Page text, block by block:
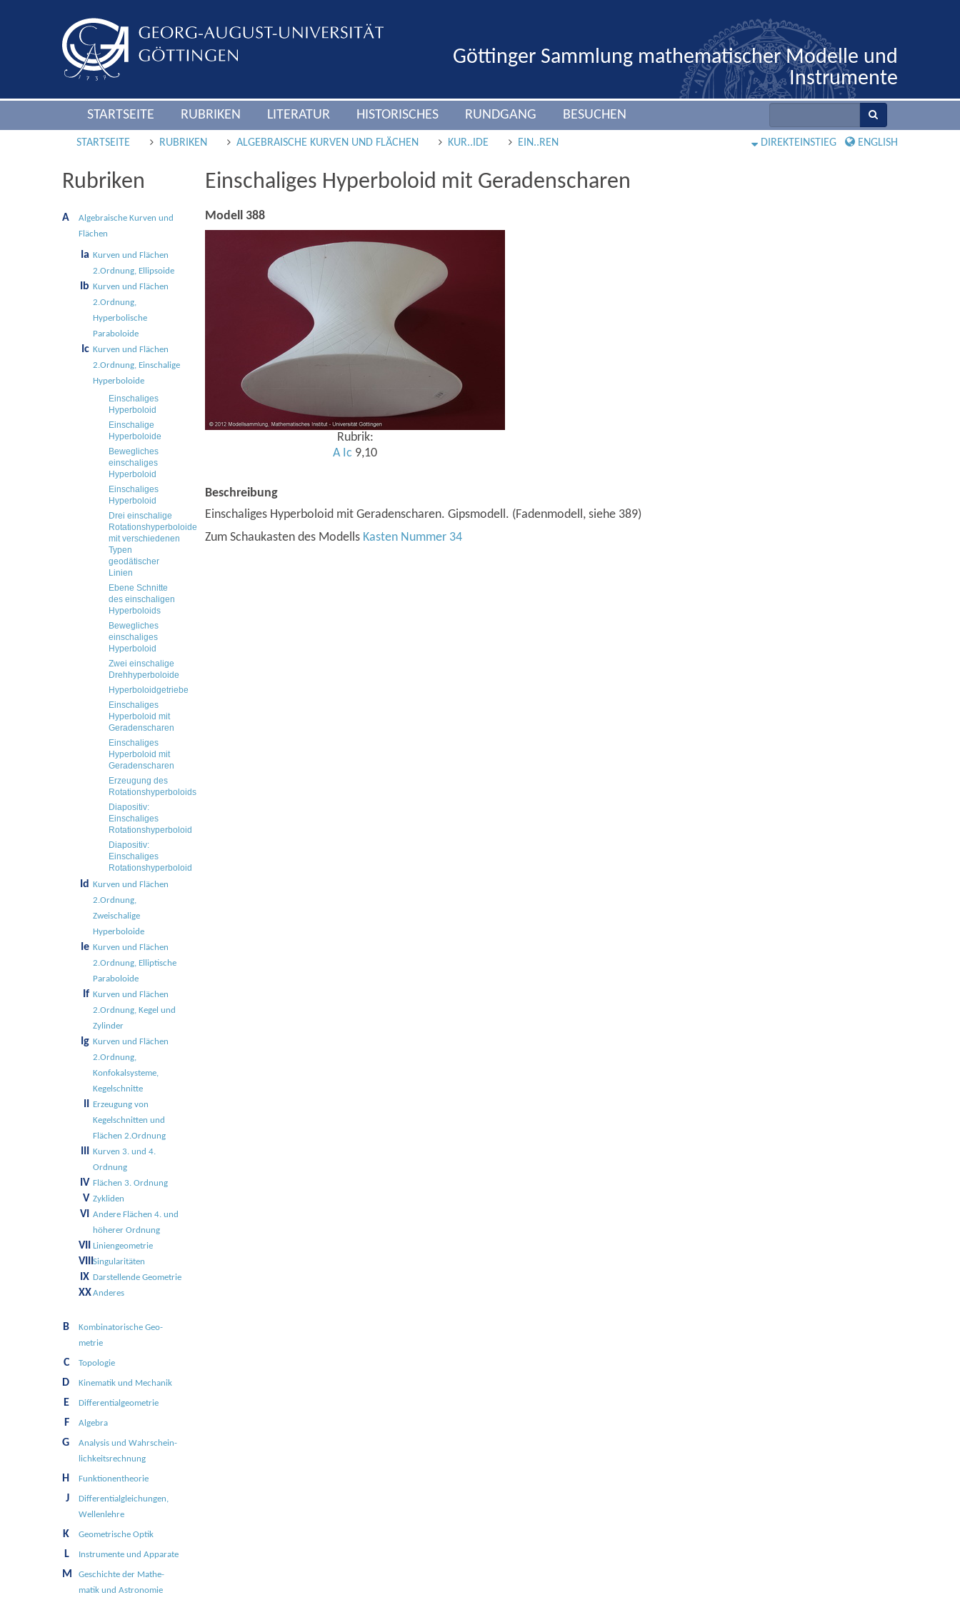
Göttinger Sammlung mathematischer Modelle und
Instrumente
STARTSEITE RUBRIKEN LITERATUR HISTORISCHES RUNDGANG BESUCHEN
STARTSEITE RUBRIKEN ALGEBRAISCHE KURVEN UND FLÄCHEN KUR..IDE EIN..REN DIREKTEINSTIEG ENGLISH
Rubriken
A
Alge­braische Kur­ven und
Flä­chen
Ia Kurven und Flächen
2.Ordnung, Ellipsoide
Ib Kurven und Flächen
2.Ordnung,
Hyperbolische
Paraboloide
Ic Kurven und Flächen
2.Ordnung, Einschalige
Hyperboloide
Einschaliges
Hyperboloid
Einschalige
Hyperboloide
Bewegliches
einschaliges
Hyperboloid
Einschaliges
Hyperboloid
Drei einschalige
Rotationshyperboloide
mit verschiedenen
Typen
geodätischer
Linien
Ebene Schnitte
des einschaligen
Hyperboloids
Bewegliches
einschaliges
Hyperboloid
Zwei einschalige
Drehhyperboloide
Hyperboloidgetriebe
Einschaliges
Hyperboloid mit
Geradenscharen
Einschaliges
Hyperboloid mit
Geradenscharen
Erzeugung des
Rotationshyperboloids
Diapositiv:
Einschaliges
Rotationshyperboloid
Diapositiv:
Einschaliges
Rotationshyperboloid
Id
Kurven und Flächen
2.Ordnung,
Zweischalige
Hyperboloide
Ie Kurven und Flächen
2.Ordnung, Elliptische
Paraboloide
If Kurven und Flächen
2.Ordnung, Kegel und
Zylinder
Ig Kurven und Flächen
2.Ordnung,
Konfokalsysteme,
Kegelschnitte
Erzeugung von
Kegelschnitten und
Flächen 2.Ordnung
Kurven 3. und 4.
Ordnung
IV Flächen 3. Ordnung
V Zykliden
VI
Andere Flächen 4. und
höherer Ordnung
VII Liniengeometrie
VIIISingularitäten
IX Darstellende Geometrie
XXAnderes
B
Kombinato­rische Geo­
metrie
C Topologie
D Kine­matik und Mecha­nik
E Differential­geometrie
F Algebra
G
Analy­sis und Wahr­schein­
lichkeits­rech­nung
H Funk­tionen­theo­rie
J
Differential­gleichungen,
Wellen­lehre
K Geo­metri­sche Optik
L Instru­mente und Ap­parate
M
Ge­schichte der Mathe­
matik und Astro­nomie
Einschaliges Hyperboloid mit Geradenscharen
Modell 388
Rubrik:
A Ic 9,10
Beschreibung
Einschaliges Hyperboloid mit Geradenscharen. Gipsmodell. (Fadenmodell, siehe 389)
Zum Schaukasten des Modells Kasten Nummer 34